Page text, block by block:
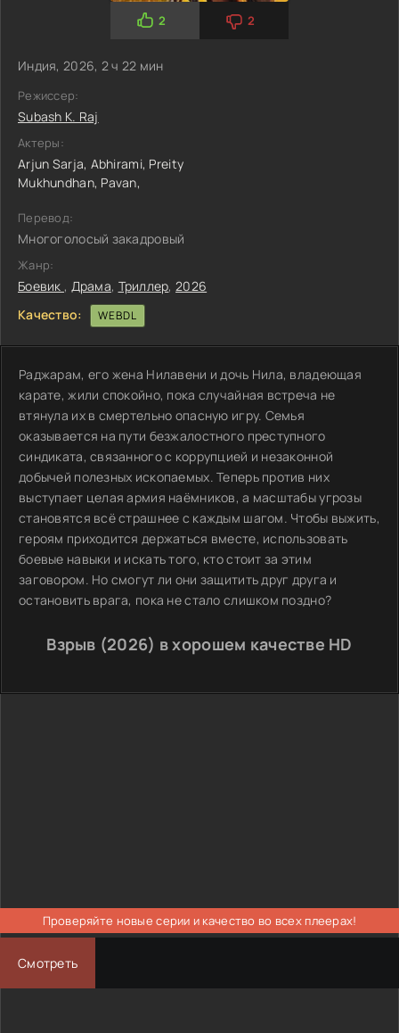
2 2
Индия, 2026, 2 ч 22 мин
Режиссер:
Subash K. Raj
Актеры:
Arjun Sarja, Abhirami, Preity
Mukhundhan, Pavan,
Перевод:
Многоголосый закадровый
Жанр:
Боевик , Драма, Триллер,2026
Качество:
WEBDL
Раджарам, его жена Нилавени и дочь Нила, владеющая
карате, жили спокойно, пока случайная встреча не
втянула их в смертельно опасную игру. Семья
оказывается на пути безжалостного преступного
синдиката, связанного с коррупцией и незаконной
добычей полезных ископаемых. Теперь против них
выступает целая армия наёмников, а масштабы угрозы
становятся всё страшнее с каждым шагом. Чтобы выжить,
героям приходится держаться вместе, использовать
боевые навыки и искать того, кто стоит за этим
заговором. Но смогут ли они защитить друг друга и
остановить врага, пока не стало слишком поздно?
Взрыв (2026) в хорошем качестве HD
Проверяйте новые серии и качество во всех плеерах!
Смотреть